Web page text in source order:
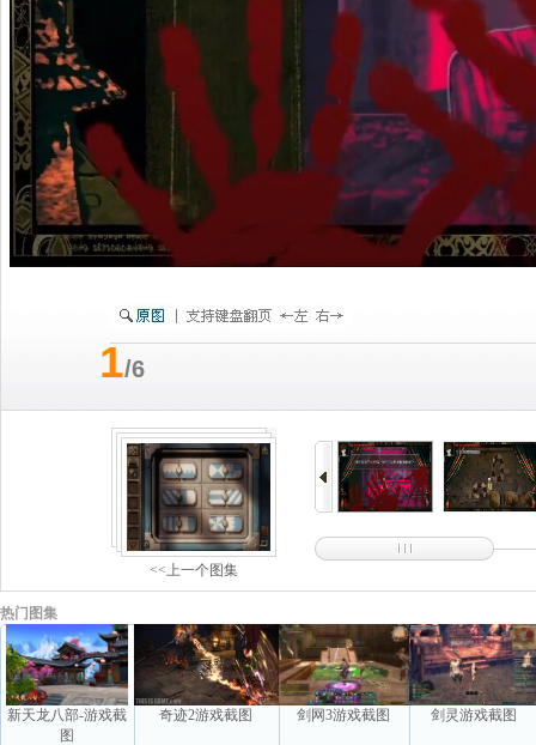
1/6
<<上一个图集
热门图集
新天龙八部-游戏截
图
奇迹2游戏截图 剑网3游戏截图 剑灵游戏截图